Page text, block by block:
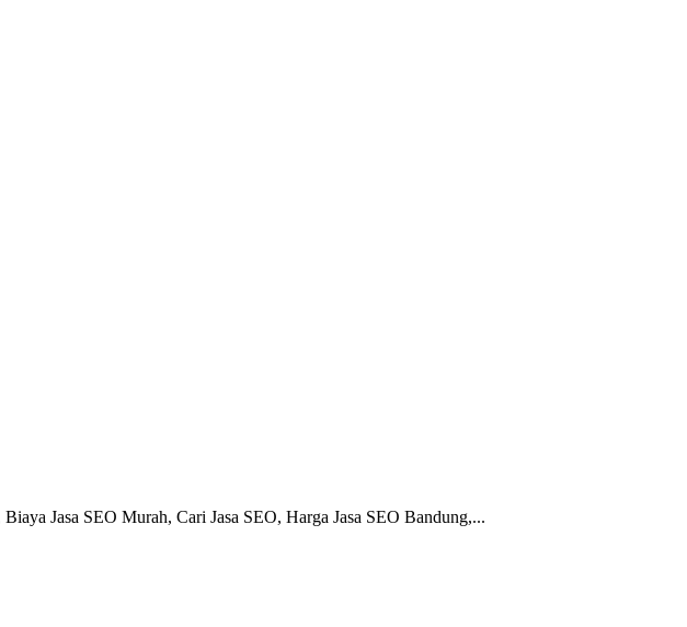
Jasa SEO Murah, Cari Jasa SEO, Harga Jasa SEO Bandung,...